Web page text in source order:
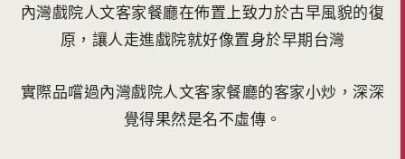
內灣戲院人文客家餐廳在佈置上致力於古早風貌的復
原，讓人走進戲院就好像置身於早期台灣
實際品嚐過內灣戲院人文客家餐廳的客家小炒，深深
覺得果然是名不虛傳。